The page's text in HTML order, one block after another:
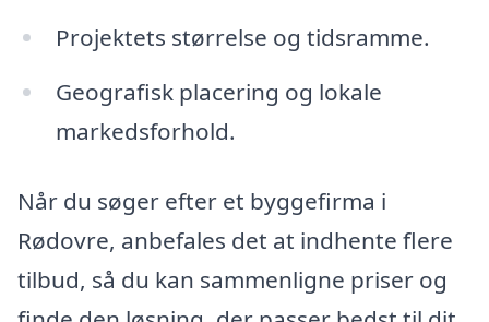
Projektets størrelse og tidsramme.
Geografisk placering og lokale
markedsforhold.
Når du søger efter et byggefirma i
Rødovre, anbefales det at indhente flere
tilbud, så du kan sammenligne priser og